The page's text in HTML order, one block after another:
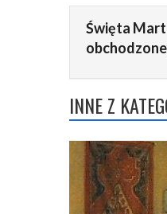
Święta
INNE Z